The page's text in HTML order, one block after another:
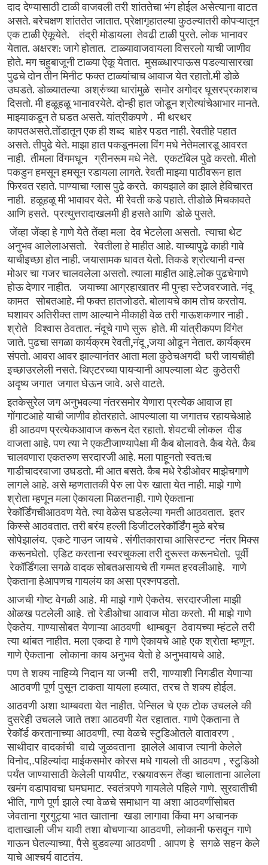
दाद देण्यासाठी टाळी वाजवली तरी शांततेचा भंग होईल असेत्याना वाटत
असते.बरेचक्षण शांततेत जातात.प्रेक्षागृहातल्या कुठल्यातरी कोपऱ्यातून
एक टाळी ऐकूयेते.तंद्री मोडायला तेवढी टाळी पुरते.लोक भानावर
येतात. अक्षरश:जागे होतात.टाळ्यावाजवायला विसरलो याची जाणीव
होते.मग चहुबाजूनी टाळ्या ऐकू येतात.मुसळ्धारपाऊस पडल्यासारखा
पुढचे दोन तीन मिनीट फक्त टाळ्यांचाच आवाज येत रहातो.मी डोळे
उघडते.डोळ्यातल्या अश्रुंच्या धारांमुळे समोर अगोदर धूसरप्रकाशच
दिसतो.मी हळूहळू भानावरयेते.दोन्ही हात जोडून श्रोत्यांचेआभार मानते.
माझ्याकडून ते घडत असते.यांत्रीकपणे.मी थरथर
कापतअसते.तोंडातून एक ही शब्द बाहेर पडत नाही.रेवतीहे पहात
असते.तीपुढे येते.माझा हात पकडूनमला विंग मधे नेतेमलारडू आवरत
नाही.तीमला विंगमधून ग्रीनरूम मधे नेते.एकटॉबेल पुढे करतो.मीतो
पकडुन हमसून हमसून रडायला लागते.रेवती माझ्या पाठीवरून हात
फिरवत रहाते.पाण्याचा ग्लास पुढे करते.कायझाले का झाले हेविचारत
नाही.हळूहळू मी भावावर येते.मी रेवती कडे पहाते.तीडोळे मिचकावते
आणि हसते.प्रत्युत्तरादाखलमी ही हसते आणि डोळे पुसते.
जेंव्हा जेंव्हा हे गाणे येते तेंव्हा मला देव भेटलेला असतो.त्याचा थेट
अनुभव आलेलाअसतो.रेवतीला हे माहीत आहे.याच्यापुढे काही गावे
याचीइच्छा होत नाही.जयासामक धावत येतो.तिकडे श्रोत्यानी वन्स
मोअर चा गजर चालवलेला असतो.त्याला माहीत आहे.लोक पुढचेगाणे
होऊ देणार नाहीत.जयाच्या आग्रहाखातर मी पुन्हा स्टेजवरजाते.नंदू
कामत सोबतआहे.मी फक्त हातजोडते.बोलायचे काम तोच करतोय.
घशावर अतिरीक्त ताण आल्याने मीकाही वेळ तरी गाऊशकणार नाही.
श्रोते विश्वास ठेवतात.नंदूचे गाणे सुरू होते.मी यांत्रीकपण विंगेत
जाते.पुढचा सगळा कार्यक्रम रेवती,नंदू,जया ओढून नेतात.कार्यक्रम
संपतो. आवरा आवर झाल्यानंतर आता मला कुठेचअगदी घरी जायचीही
इच्छाउरलेली नसते.थिएटरच्या पायऱ्यानी आपल्याला थेट कुठेतरी
अदृष्य जगात जगात घेऊन जावे. असे वाटते.
इतकेसुरेल जग अनुभवल्या नंतरसमोर येणारा प्रत्येक आवाज हा
गोंगाटआहे याची जाणीव होतरहाते. आपल्याला या जगातच रहायचेआहे
ही आठवण प्रत्येकआवाज करून देत रहातो.शेवटची लोकल दीड
वाजता आहे.पण त्या ने एकटीजाण्यापेक्षा मी कैब बोलावते.कैब येते.कैब
चालवणारा एकतरुण सरदारजी आहे.मला पाहूनतो स्वत:च
गाडीचादरवाजा उघडतो.मी आत बसते.कैब मधे रेडीओवर माझेचगाणे
लागले आहे. असे म्हणतातकी पेरु ला पेरु खाता येत नाही.माझे गाणे
श्रोता म्हणून मला ऐकायला मिळतनाही.गाणे ऐकताना
रेकॉर्डिंगचीआठवण येते.त्या वेळेस घडलेल्या गमती आठवतात.इतर
किस्से आठवतात.तरी बरंय हल्ली डिजीटलरेकॉर्डिंग मुळे बरेच
सोपेझालंय.एकटे गाउन जायचे.संगीतकाराचा आसिस्टन्ट नंतर मिक्स
करूनघेतो.एडिट करताना स्वरचुकला तरी दुरूस्त करूनघेतो.पूर्वी
रेकॉर्डिंगला सगळे वादक सोबतअसायचे ती गम्मत हरवलीआहे.गाणे
ऐकताना हेआपणच गायलंय का असा प्रश्नपडतो.
आजची गोष्ट वेगळी आहे. मी माझे गाणे ऐकतेय. सरदारजीला माझी
ओळख पटलेली आहे. तो रेडीओचा आवाज मोठा करतो. मी माझे गाणे
ऐकतेय. गाण्यासोबत येणाऱ्या आठवणी थाम्बवून ठेवायच्या म्हंटले तरी
त्या थांबत नाहीत. मला एकदा हे गाणे ऐकायचे आहे एक श्रोता म्हणून.
गाणे ऐकताना लोकाना काय अनुभव येतो हे अनुभवायचे आहे.
पण ते शक्य नाहिय्ये निदान या जन्मी तरी, गाण्याशी निगडीत येणाऱ्या
आठवणी पूर्ण पुसून टाकता यायला हव्यात, तरच ते शक्य होईल.
आठवणी अशा थाम्बवता येत नाहीत. पेन्सिल चे एक टोक उचलले की
दुसरेही उचलले जाते तशा आठवणी येत रहातात. गाणे ऐकताना ते
रेकॉर्ड करतानाच्या आठवणी, त्या वेळचे स्टुडिओतले वातावरण ,
साथीदार वादकांची वाद्ये जुळवताना झालेले आवाज त्यानी केलेले
विनोद,.पहिल्यांदा माईकसमोर कोरस मधे गायलो ती आठवण , स्टुडिओ
पर्यंत जाण्यासाठी केलेली पायपीट, रस्त्यावरून तेंव्हा चालाताना आलेला
खमंग वडापावचा घमघमाट. स्वतंत्र्पणे गायलेले पहिले गाणे. सुरवातीची
भीति, गाणे पूर्ण झाले त्या वेळचे समाधान या अशा आठवणींसोबत
जेवताना गुरगुट्या भात खाताना खडा लागावा किंवा मग अचानक
दाताखाली जीभ यावी तशा बोचणाऱ्या आठवणी, लोकानी फसवून गाणे
गाऊन घेतल्याच्या, पैसे बुडवल्या आठवणी . आपण हे सगळे सहन केले
याचे आश्चर्य वाटतंय.